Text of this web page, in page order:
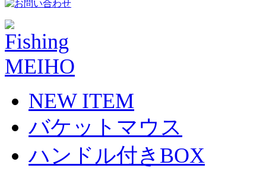
NEW ITEM
バケットマウス
ハンドル付きBOX